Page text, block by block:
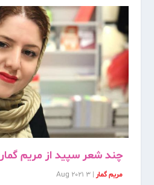
چند شعر سپید از مریم گمار
مریم گمار |
3 Aug 2021